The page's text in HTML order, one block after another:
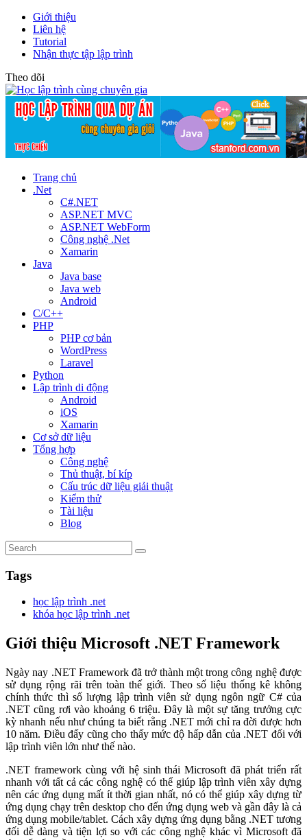
Giới thiệu
Liên hệ
Tutorial
Nhận thực tập lập trình
Theo dõi
Trang chủ
.Net
C#.NET
ASP.NET MVC
ASP.NET WebForm
Công nghệ .Net
Xamarin
Java
Java base
Java web
Android
C/C++
PHP
PHP cơ bản
WordPress
Laravel
Python
Lập trình di động
Android
iOS
Xamarin
Cơ sở dữ liệu
Tổng hợp
Công nghệ
Thủ thuật, bí kíp
Cấu trúc dữ liệu giải thuật
Kiểm thử
Tài liệu
Blog
Tags
học lập trình .net
khóa học lập trình .net
Giới thiệu Microsoft .NET Framework
Ngày nay .NET Framework đã trở thành một trong công nghệ được
sử dụng rộng rãi trên toàn thế giới. Theo số liệu thống kê không
chính thức thì số lượng lập trình viên sử dụng ngôn ngữ C# của
.NET cũng rơi vào khoảng 6 triệu. Đây là một sự tăng trưởng cực
kỳ nhanh nếu như chúng ta biết rằng .NET mới chỉ ra đời được hơn
10 năm. Điều đấy cũng cho thấy mức độ hấp dẫn của .NET đối với
lập trình viên lớn như thế nào.
.NET framework cùng với hệ sinh thái Microsoft đã phát triển rất
nhanh với tất cả các công nghệ có thể giúp lập trình viên xây dựng
nên các ứng dụng mất ít thời gian nhất, nó có thể giúp xây dựng từ
ứng dụng chạy trên desktop cho đến ứng dụng web và gần đây là cả
ứng dụng mobile/tablet. Cách xây dựng ứng dụng bằng .NET tương
đối dễ dàng và tiện lợi so với các công nghệ khác vì Microsoft đã